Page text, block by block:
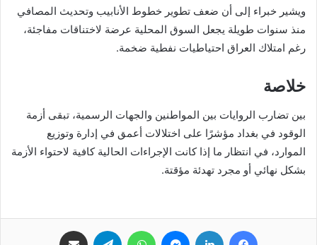
ويشير خبراء إلى أن ضعف تطوير خطوط الأنابيب وتحديث المصافي
منذ سنوات طويلة يجعل السوق المحلية عرضة لاختناقات مفاجئة،
رغم امتلاك العراق احتياطيات نفطية ضخمة.
خلاصة
بين تضارب الروايات بين المواطنين والجهات الرسمية، تبقى أزمة
الوقود في بغداد مؤشرًا على اختلالات أعمق في إدارة وتوزيع
الموارد، في انتظار ما إذا كانت الإجراءات الحالية كافية لاحتواء الأزمة
بشكل نهائي أو مجرد تهدئة مؤقتة.
فيسبوك لينكدإن ماسنجر واتساب تيلقرام